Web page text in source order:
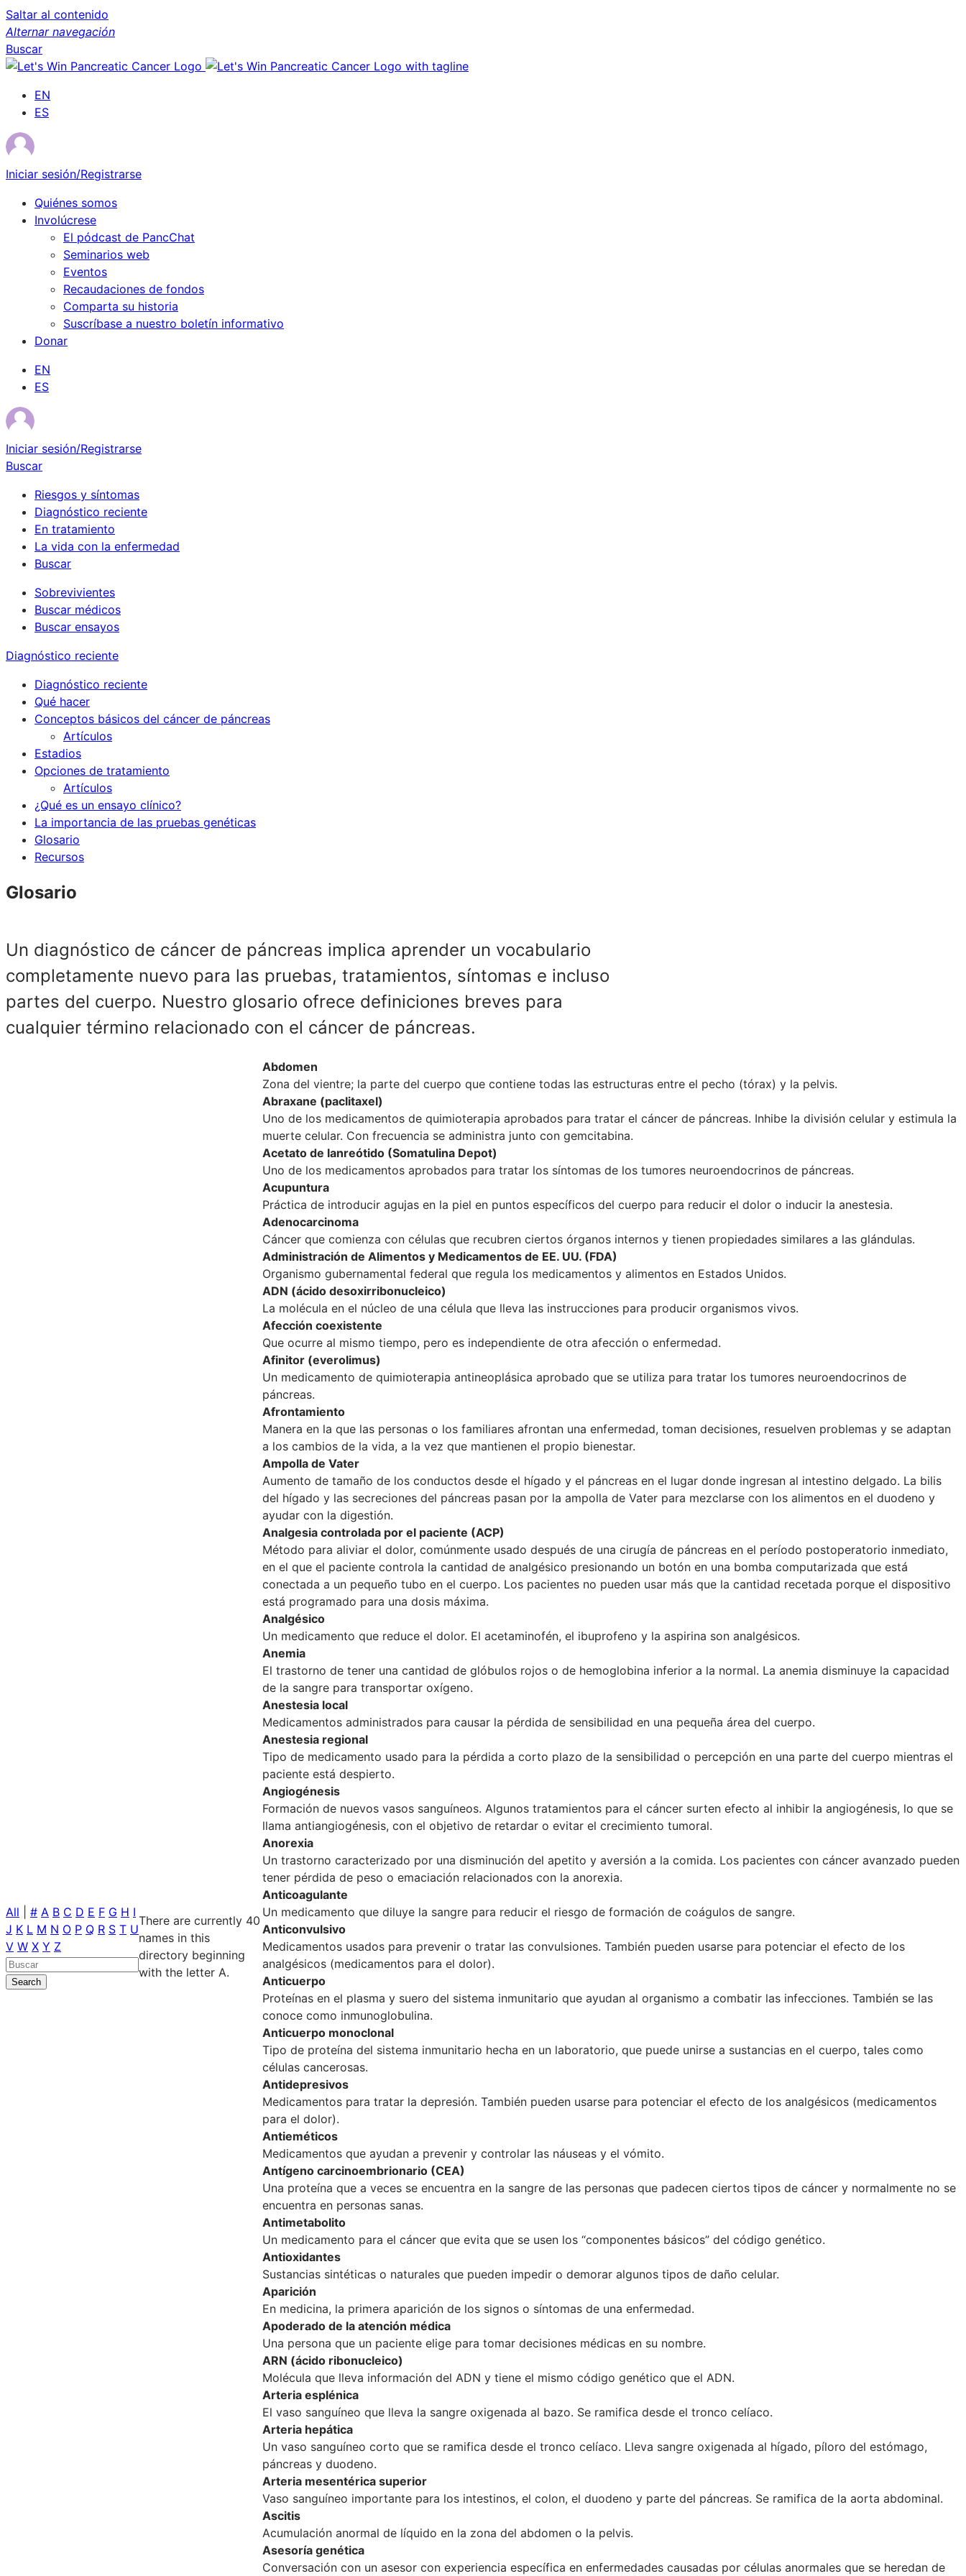
Saltar al contenido
Alternar navegación
Buscar
EN
ES
Iniciar sesión/Registrarse
Quiénes somos
Involúcrese
El pódcast de PancChat
Seminarios web
Eventos
Recaudaciones de fondos
Comparta su historia
Suscríbase a nuestro boletín informativo
Donar
EN
ES
Iniciar sesión/Registrarse
Buscar
Riesgos y síntomas
Diagnóstico reciente
En tratamiento
La vida con la enfermedad
Buscar
Sobrevivientes
Buscar médicos
Buscar ensayos
Diagnóstico reciente
Diagnóstico reciente
Qué hacer
Conceptos básicos del cáncer de páncreas
Artículos
Estadios
Opciones de tratamiento
Artículos
¿Qué es un ensayo clínico?
La importancia de las pruebas genéticas
Glosario
Recursos
Glosario
Un diagnóstico de cáncer de páncreas implica aprender un vocabulario
completamente nuevo para las pruebas, tratamientos, síntomas e incluso
partes del cuerpo. Nuestro glosario ofrece definiciones breves para
cualquier término relacionado con el cáncer de páncreas.
All # A B C D E F G H I
J K L M N O P Q R S T U
V W X Y Z
There are currently 40
names in this
directory beginning
with the letter A.
Abdomen
Zona del vientre; la parte del cuerpo que contiene todas las estructuras entre el pecho (tórax) y la pelvis.
Abraxane (paclitaxel)
Uno de los medicamentos de quimioterapia aprobados para tratar el cáncer de páncreas. Inhibe la división celular y estimula la
muerte celular. Con frecuencia se administra junto con gemcitabina.
Acetato de lanreótido (Somatulina Depot)
Uno de los medicamentos aprobados para tratar los síntomas de los tumores neuroendocrinos de páncreas.
Acupuntura
Práctica de introducir agujas en la piel en puntos específicos del cuerpo para reducir el dolor o inducir la anestesia.
Adenocarcinoma
Cáncer que comienza con células que recubren ciertos órganos internos y tienen propiedades similares a las glándulas.
Administración de Alimentos y Medicamentos de EE. UU. (FDA)
Organismo gubernamental federal que regula los medicamentos y alimentos en Estados Unidos.
ADN (ácido desoxirribonucleico)
La molécula en el núcleo de una célula que lleva las instrucciones para producir organismos vivos.
Afección coexistente
Que ocurre al mismo tiempo, pero es independiente de otra afección o enfermedad.
Afinitor (everolimus)
Un medicamento de quimioterapia antineoplásica aprobado que se utiliza para tratar los tumores neuroendocrinos de
páncreas.
Afrontamiento
Manera en la que las personas o los familiares afrontan una enfermedad, toman decisiones, resuelven problemas y se adaptan
a los cambios de la vida, a la vez que mantienen el propio bienestar.
Ampolla de Vater
Aumento de tamaño de los conductos desde el hígado y el páncreas en el lugar donde ingresan al intestino delgado. La bilis
del hígado y las secreciones del páncreas pasan por la ampolla de Vater para mezclarse con los alimentos en el duodeno y
ayudar con la digestión.
Analgesia controlada por el paciente (ACP)
Método para aliviar el dolor, comúnmente usado después de una cirugía de páncreas en el período postoperatorio inmediato,
en el que el paciente controla la cantidad de analgésico presionando un botón en una bomba computarizada que está
conectada a un pequeño tubo en el cuerpo. Los pacientes no pueden usar más que la cantidad recetada porque el dispositivo
está programado para una dosis máxima.
Analgésico
Un medicamento que reduce el dolor. El acetaminofén, el ibuprofeno y la aspirina son analgésicos.
Anemia
El trastorno de tener una cantidad de glóbulos rojos o de hemoglobina inferior a la normal. La anemia disminuye la capacidad
de la sangre para transportar oxígeno.
Anestesia local
Medicamentos administrados para causar la pérdida de sensibilidad en una pequeña área del cuerpo.
Anestesia regional
Tipo de medicamento usado para la pérdida a corto plazo de la sensibilidad o percepción en una parte del cuerpo mientras el
paciente está despierto.
Angiogénesis
Formación de nuevos vasos sanguíneos. Algunos tratamientos para el cáncer surten efecto al inhibir la angiogénesis, lo que se
llama antiangiogénesis, con el objetivo de retardar o evitar el crecimiento tumoral.
Anorexia
Un trastorno caracterizado por una disminución del apetito y aversión a la comida. Los pacientes con cáncer avanzado pueden
tener pérdida de peso o emaciación relacionados con la anorexia.
Anticoagulante
Un medicamento que diluye la sangre para reducir el riesgo de formación de coágulos de sangre.
Anticonvulsivo
Medicamentos usados para prevenir o tratar las convulsiones. También pueden usarse para potenciar el efecto de los
analgésicos (medicamentos para el dolor).
Anticuerpo
Proteínas en el plasma y suero del sistema inmunitario que ayudan al organismo a combatir las infecciones. También se las
conoce como inmunoglobulina.
Anticuerpo monoclonal
Tipo de proteína del sistema inmunitario hecha en un laboratorio, que puede unirse a sustancias en el cuerpo, tales como
células cancerosas.
Antidepresivos
Medicamentos para tratar la depresión. También pueden usarse para potenciar el efecto de los analgésicos (medicamentos
para el dolor).
Antieméticos
Medicamentos que ayudan a prevenir y controlar las náuseas y el vómito.
Antígeno carcinoembrionario (CEA)
Una proteína que a veces se encuentra en la sangre de las personas que padecen ciertos tipos de cáncer y normalmente no se
encuentra en personas sanas.
Antimetabolito
Un medicamento para el cáncer que evita que se usen los “componentes básicos” del código genético.
Antioxidantes
Sustancias sintéticas o naturales que pueden impedir o demorar algunos tipos de daño celular.
Aparición
En medicina, la primera aparición de los signos o síntomas de una enfermedad.
Apoderado de la atención médica
Una persona que un paciente elige para tomar decisiones médicas en su nombre.
ARN (ácido ribonucleico)
Molécula que lleva información del ADN y tiene el mismo código genético que el ADN.
Arteria esplénica
El vaso sanguíneo que lleva la sangre oxigenada al bazo. Se ramifica desde el tronco celíaco.
Arteria hepática
Un vaso sanguíneo corto que se ramifica desde el tronco celíaco. Lleva sangre oxigenada al hígado, píloro del estómago,
páncreas y duodeno.
Arteria mesentérica superior
Vaso sanguíneo importante para los intestinos, el colon, el duodeno y parte del páncreas. Se ramifica de la aorta abdominal.
Ascitis
Acumulación anormal de líquido en la zona del abdomen o la pelvis.
Asesoría genética
Conversación con un asesor con experiencia específica en enfermedades causadas por células anormales que se heredan de